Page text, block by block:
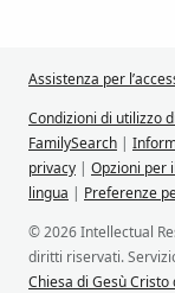
Assistenza per
Condizioni di utilizzo di
FamilySearch |
privacy | Opzioni per
lingua | Preferenze
© 2026 Intellectual
diritti riservati.
Chiesa di Gesù Cristo